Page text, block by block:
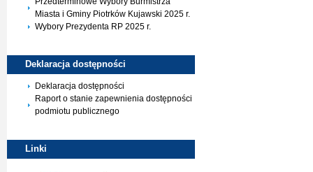
Miasta i Gminy Piotrków Kujawski 2025 r.
Wybory Prezydenta RP 2025 r.
Deklaracja dostępności
Deklaracja dostępności
Raport o stanie zapewnienia dostępności
podmiotu publicznego
Linki